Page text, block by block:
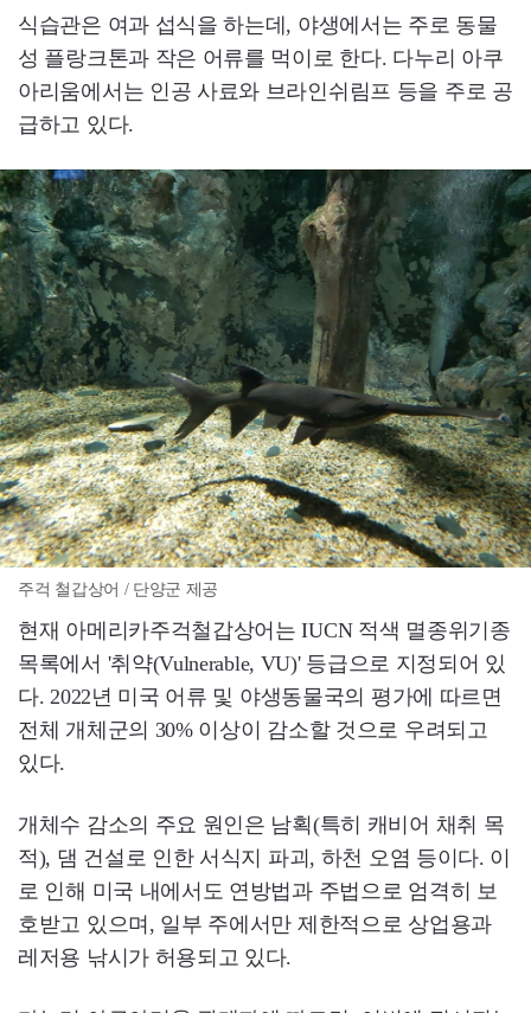
식습관은 여과 섭식을 하는데, 야생에서는 주로 동물
성 플랑크톤과 작은 어류를 먹이로 한다. 다누리 아쿠
아리움에서는 인공 사료와 브라인쉬림프 등을 주로 공
급하고 있다.
주걱 철갑상어 / 단양군 제공
현재 아메리카주걱철갑상어는 IUCN 적색 멸종위기종
목록에서 '취약(Vulnerable, VU)' 등급으로 지정되어 있
다. 2022년 미국 어류 및 야생동물국의 평가에 따르면
전체 개체군의 30% 이상이 감소할 것으로 우려되고
있다.
개체수 감소의 주요 원인은 남획(특히 캐비어 채취 목
적), 댐 건설로 인한 서식지 파괴, 하천 오염 등이다. 이
로 인해 미국 내에서도 연방법과 주법으로 엄격히 보
호받고 있으며, 일부 주에서만 제한적으로 상업용과
레저용 낚시가 허용되고 있다.